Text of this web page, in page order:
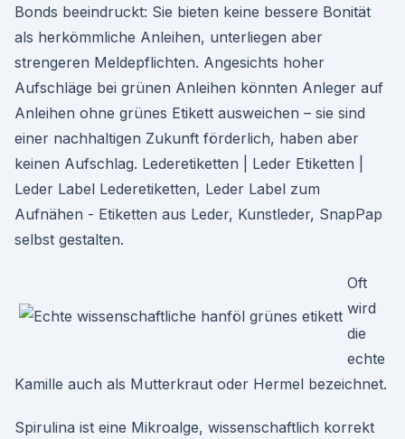
Bonds beeindruckt: Sie bieten keine bessere Bonität
als herkömmliche Anleihen, unterliegen aber
strengeren Meldepflichten. Angesichts hoher
Aufschläge bei grünen Anleihen könnten Anleger auf
Anleihen ohne grünes Etikett ausweichen – sie sind
einer nachhaltigen Zukunft förderlich, haben aber
keinen Aufschlag. Lederetiketten | Leder Etiketten |
Leder Label Lederetiketten, Leder Label zum
Aufnähen - Etiketten aus Leder, Kunstleder, SnapPap
selbst gestalten.
Oft
wird
die
echte
Kamille auch als Mutterkraut oder Hermel bezeichnet.
Spirulina ist eine Mikroalge, wissenschaftlich korrekt